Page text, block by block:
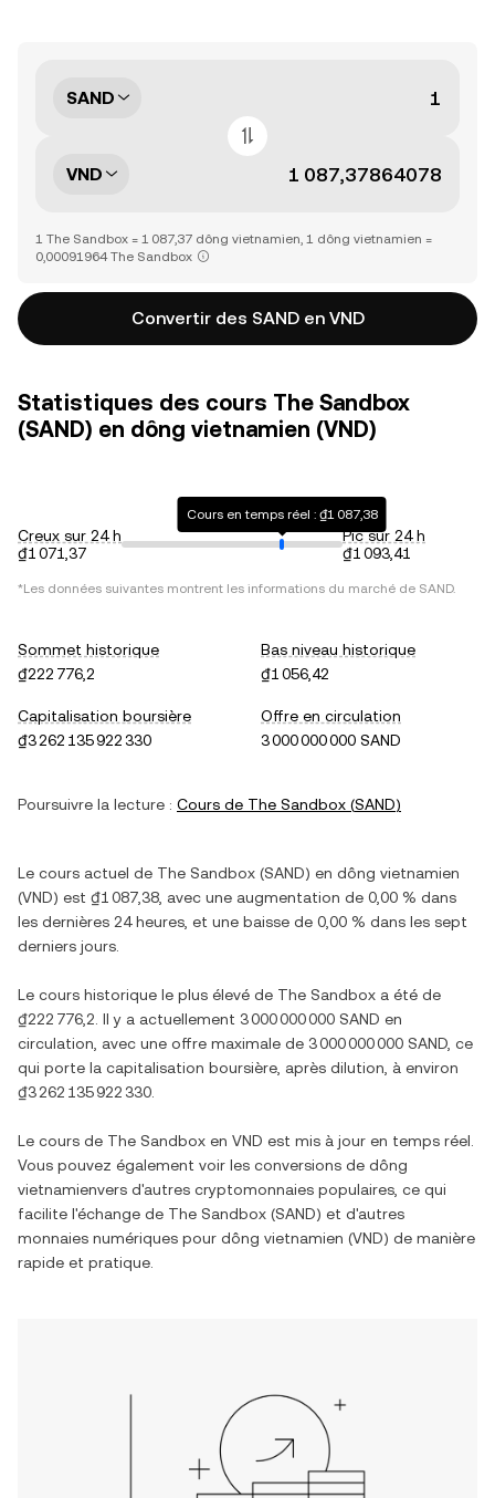
SAND
VND
1 The Sandbox = 1 087,37 dông vietnamien, 1 dông vietnamien =
0,00091964 The Sandbox
Convertir des SAND en VND
Statistiques des cours The Sandbox
(SAND) en dông vietnamien (VND)
Creux sur 24 h
₫1 071,37
Cours en temps réel : ₫1 087,38
Pic sur 24 h
₫1 093,41
*Les données suivantes montrent les informations du marché de SAND.
Sommet historique
₫222 776,2
Bas niveau historique
₫1 056,42
Capitalisation boursière
₫3 262 135 922 330
Offre en circulation
3 000 000 000 SAND
Poursuivre la lecture : Cours de The Sandbox (SAND)
Le cours actuel de The Sandbox (SAND) en dông vietnamien
(VND) est ₫1 087,38 , avec une augmentation de 0,00 % dans
les dernières 24 heures, et une baisse de 0,00 % dans les sept
derniers jours.
Le cours historique le plus élevé de The Sandbox a été de
₫222 776,2 . Il y a actuellement 3 000 000 000 SAND en
circulation, avec une offre maximale de 3 000 000 000 SAND , ce
qui porte la capitalisation boursière, après dilution, à environ
₫3 262 135 922 330
Le cours de The Sandbox en VND est mis à jour en temps réel.
Vous pouvez également voir les conversions de dông
vietnamienvers d'autres cryptomonnaies populaires, ce qui
facilite l'échange de The Sandbox (SAND) et d'autres
monnaies numériques pour dông vietnamien (VND) de manière
rapide et pratique.